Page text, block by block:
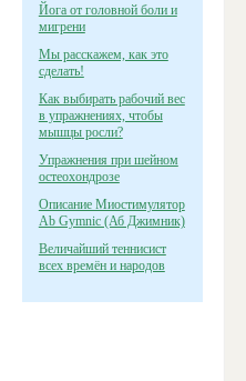
Йога от головной боли и
мигрени
Мы расскажем, как это
сделать!
Как выбирать рабочий вес
в упражнениях, чтобы
мышцы росли?
Упражнения при шейном
остеохондрозе
Описание Миостимулятор
Ab Gymnic (Аб Джимник)
Величайший теннисист
всех времён и народов